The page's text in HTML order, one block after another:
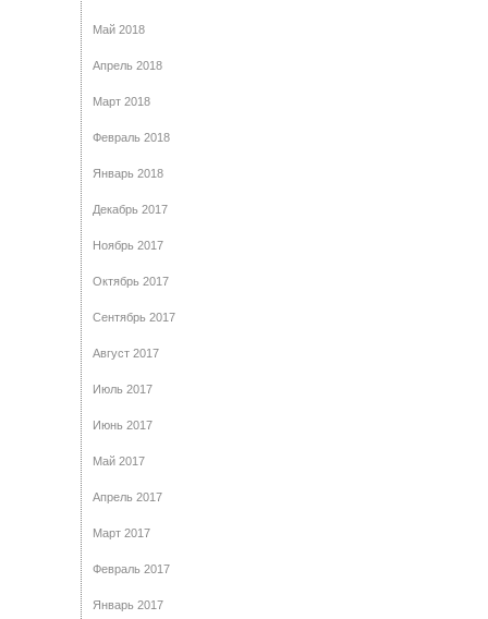
Май 2018
Апрель 2018
Март 2018
Февраль 2018
Январь 2018
Декабрь 2017
Ноябрь 2017
Октябрь 2017
Сентябрь 2017
Август 2017
Июль 2017
Июнь 2017
Май 2017
Апрель 2017
Март 2017
Февраль 2017
Январь 2017